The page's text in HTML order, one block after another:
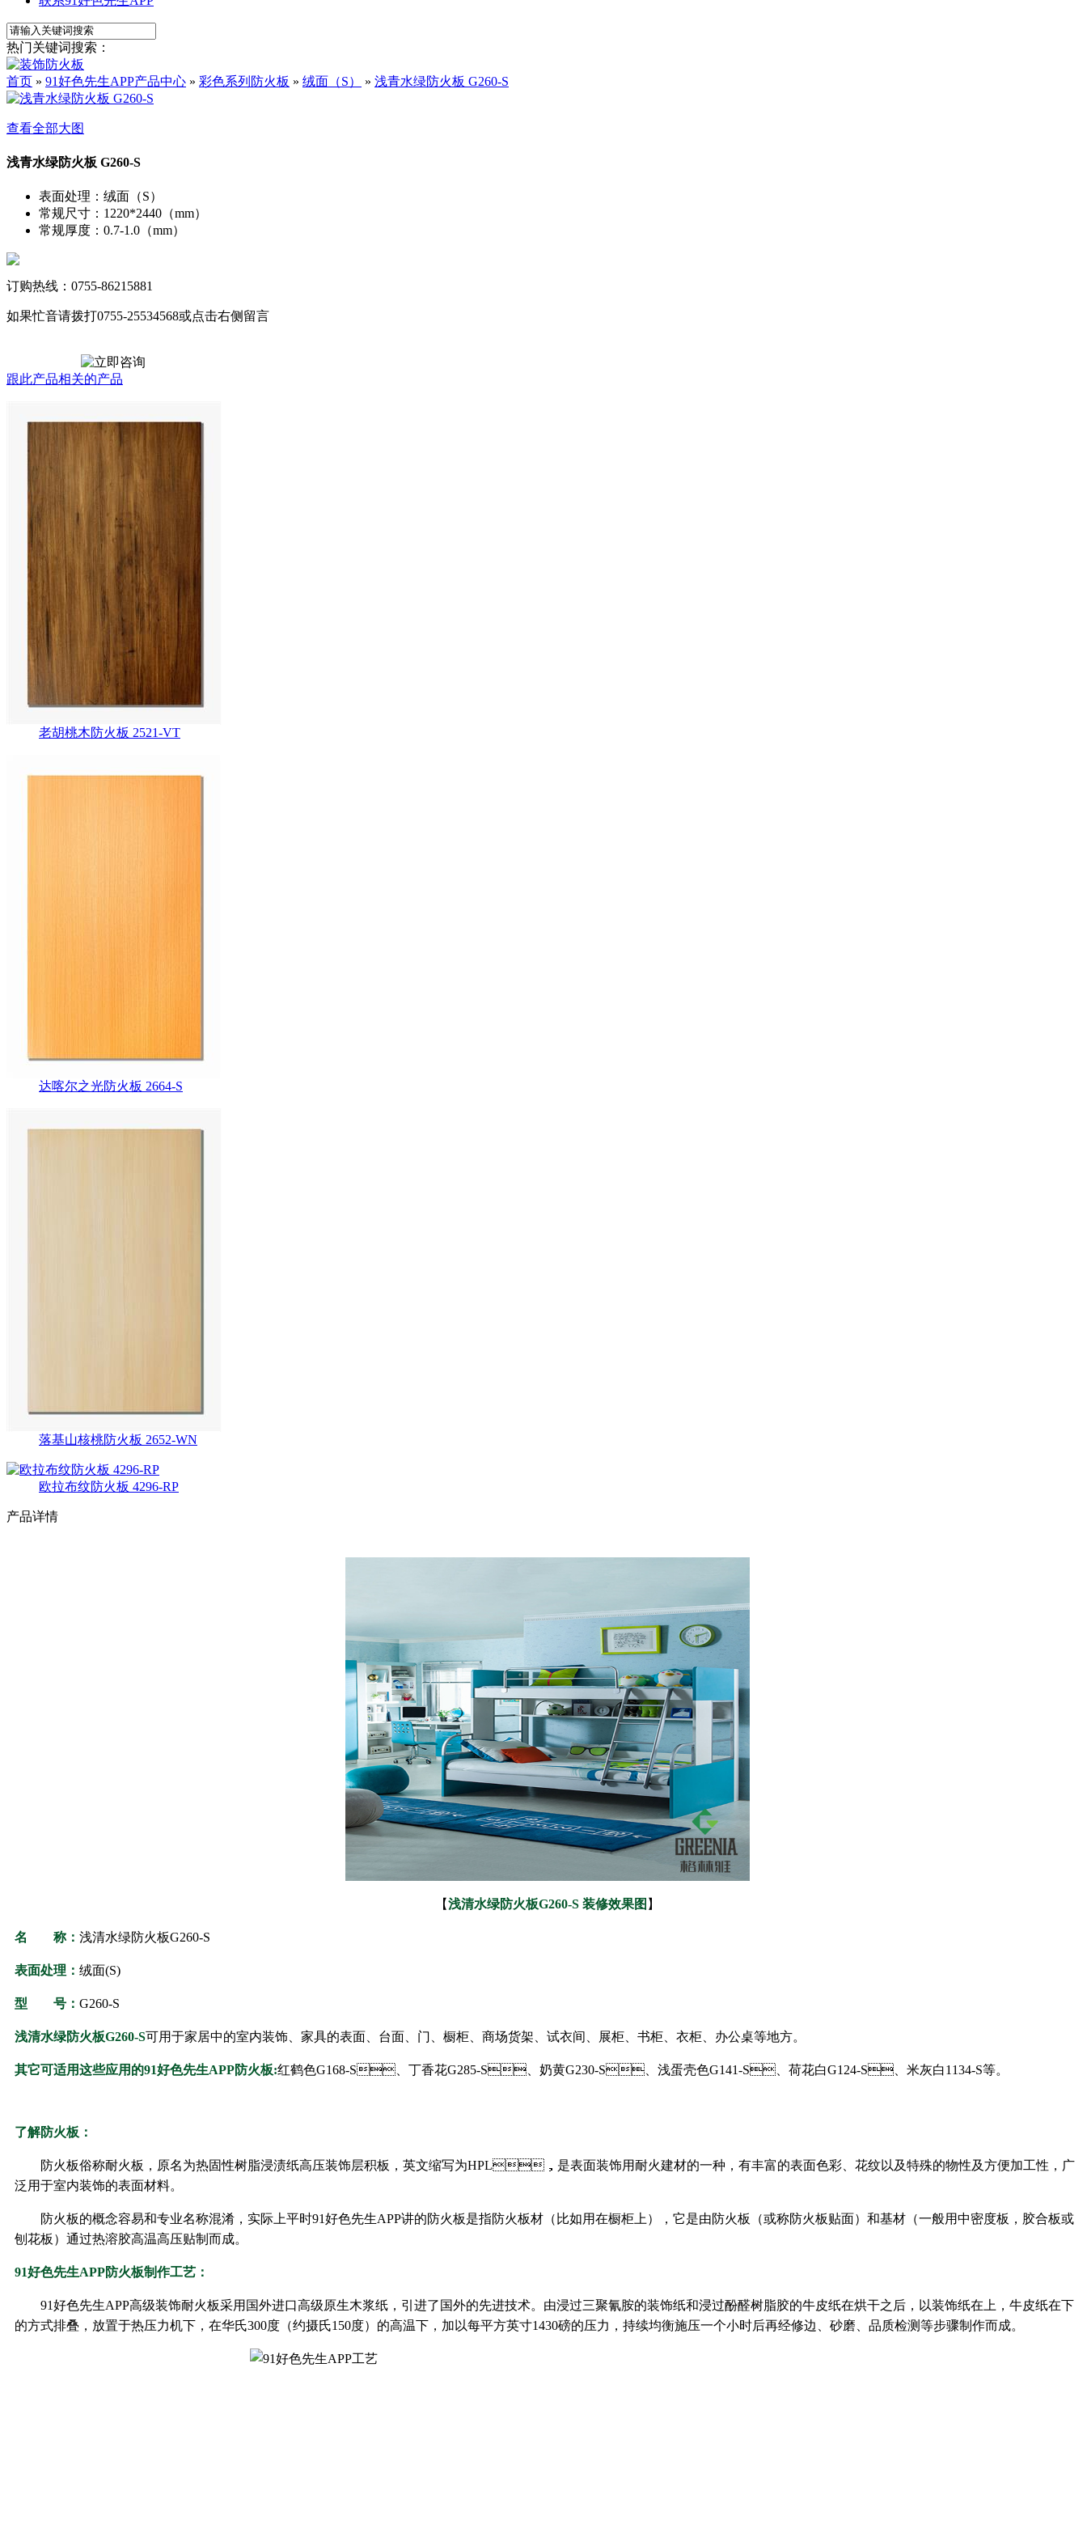
热门关键词搜索：
首页 » 91好色先生APP产品中心 » 彩色系列防火板 » 绒面（S） » 浅青水绿防火板 G260-S
查看全部大图
浅青水绿防火板 G260-S
表面处理 ： 绒面（S）
常规尺寸 ： 1220*2440（mm）
常规厚度 ： 0.7-1.0（mm）
订购热线：0755-86215881
如果忙音请拨打0755-25534568或点击右侧留言
跟此产品相关的产品
老胡桃木防火板 2521-VT
达喀尔之光防火板 2664-S
落基山核桃防火板 2652-WN
欧拉布纹防火板 4296-RP
产品详情
【浅清水绿防火板G260-S 装修效果图 】
名 称： 浅清水绿防火板G260-S
表面处理： 绒面(S)
型 号： G260-S
浅清水绿防火板G260-S可用于家居中的室内装饰、家具的表面、台面、门、橱柜、商场货架、试衣间、展柜、书柜、衣柜、办公桌等地方。
其它可适用这些应用的91好色先生APP防火板:红鹤色G168-S、丁香花G285-S、奶黄G230-S、浅蛋壳色G141-S、荷花白G124-S、米灰白1134-S等。
了解防火板：
防火板俗称耐火板，原名为热固性树脂浸渍纸高压装饰层积板，英文缩写为HPL，是表面装饰用耐火建材的一种，有丰富的表面色彩、花纹以及特殊的物性及方便加工性，广
泛用于室内装饰的表面材料。
防火板的概念容易和专业名称混淆，实际上平时91好色先生APP讲的防火板是指防火板材（比如用在橱柜上），它是由防火板（或称防火板贴面）和基材（一般用中密度板，胶合板或
刨花板）通过热溶胶高温高压贴制而成。
91好色先生APP防火板制作工艺：
91好色先生APP高级装饰耐火板采用国外进口高级原生木浆纸，引进了国外的先进技术。由浸过三聚氰胺的装饰纸和浸过酚醛树脂胶的牛皮纸在烘干之后，以装饰纸在上，牛皮纸在下
的方式排叠，放置于热压力机下，在华氏300度（约摄氏150度）的高温下，加以每平方英寸1430磅的压力，持续均衡施压一个小时后再经修边、砂磨、品质检测等步骤制作而成。